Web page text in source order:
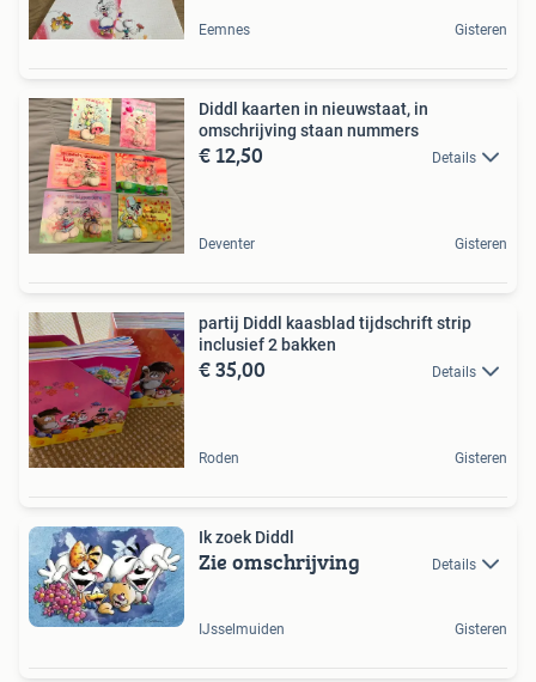
Eemnes Gisteren
Diddl kaarten in nieuwstaat, in
omschrijving staan nummers
€ 12,50 Details
Deventer Gisteren
partij Diddl kaasblad tijdschrift strip
inclusief 2 bakken
€ 35,00 Details
Roden Gisteren
Ik zoek Diddl
Zie omschrijving Details
IJsselmuiden Gisteren